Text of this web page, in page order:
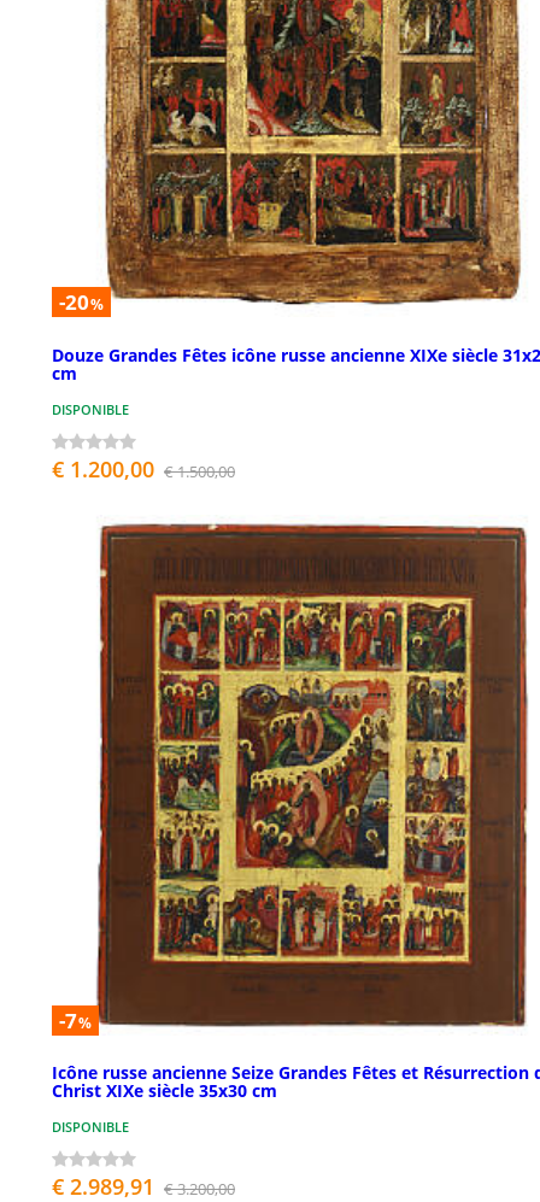
-20%
Douze Grandes Fêtes icône russe ancienne XIXe siècle
cm
DISPONIBLE
€ 1.200,00 € 1.500,00
-7%
Icône russe ancienne Seize Grandes Fêtes et Résurrection
Christ XIXe siècle 35x30 cm
DISPONIBLE
€ 2.989,91 € 3.200,00